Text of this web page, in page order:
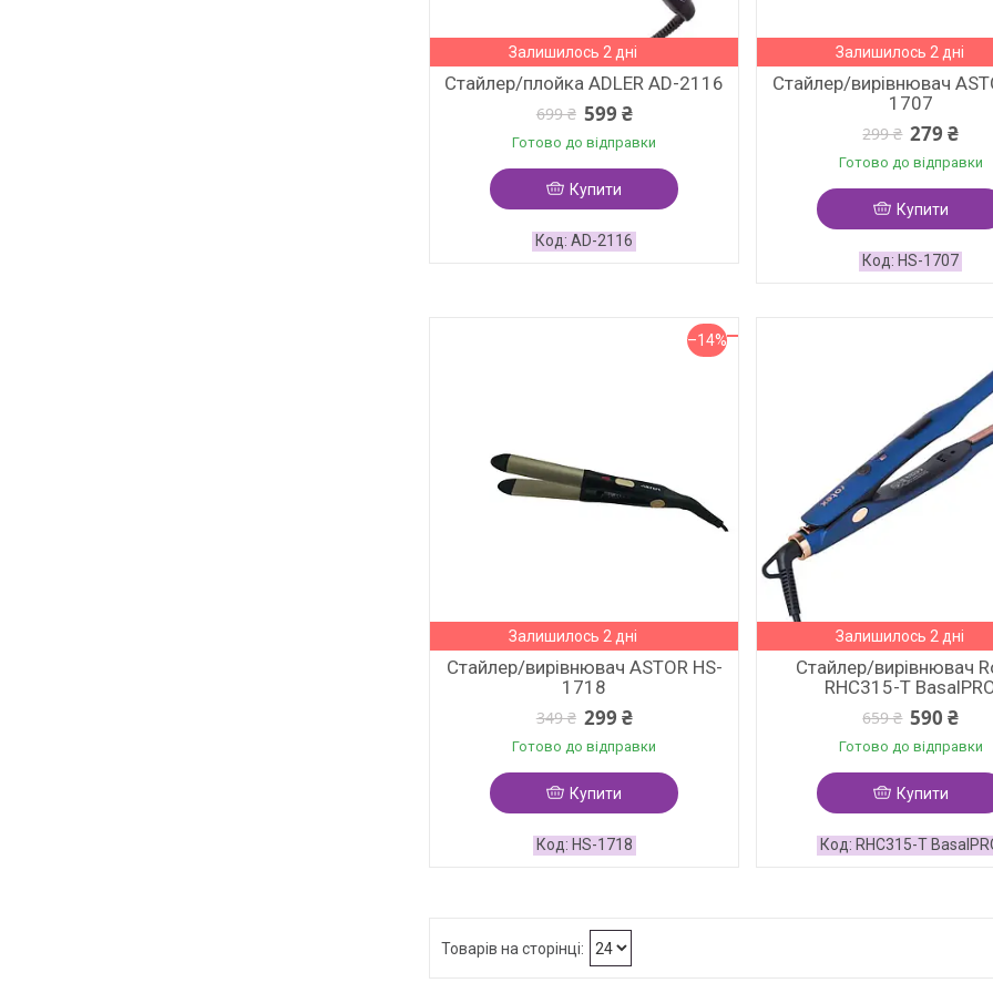
Залишилось 2 дні
Стайлер/плойка ADLER AD-2116
699 ₴ 599 ₴
Готово до відправки
Купити
AD-2116
Залишилось 2 дні
Стайлер/вирівнювач
1707
299 ₴ 279 ₴
Готово до відправки
Купити
HS-1707
–14%
Залишилось 2 дні
Стайлер/вирівнювач ASTOR HS-
1718
349 ₴ 299 ₴
Готово до відправки
Купити
HS-1718
Залишилось 2 дні
Стайлер/вирівнювач
RHC315-T
659 ₴ 590 ₴
Готово до відправки
Купити
RHC315-T